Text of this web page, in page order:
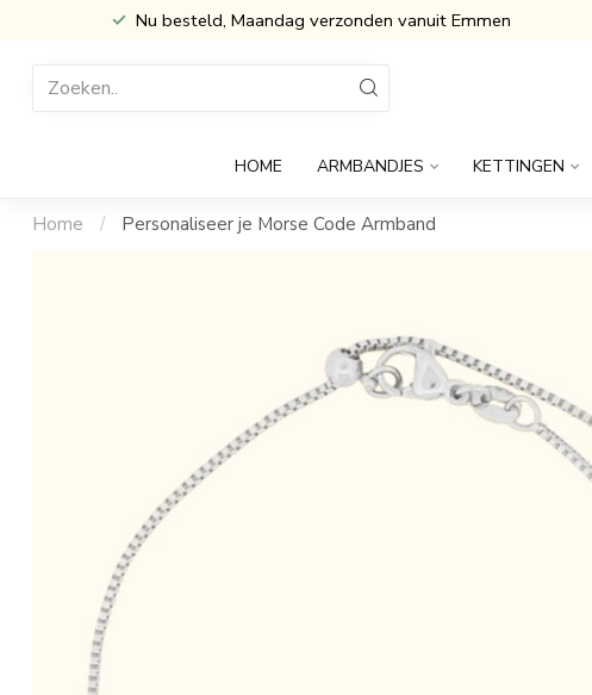
Inclusief Cadeau verpakking
HOME ARMBANDJES KETTINGEN
Home /
Personaliseer je Morse Code Armband